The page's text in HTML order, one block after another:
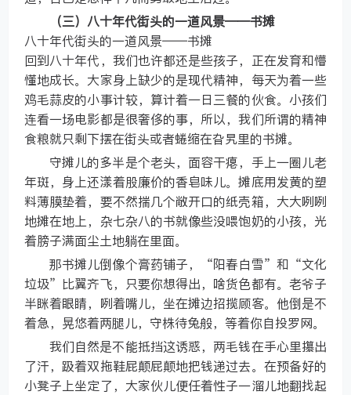
（三）八十年代街头的一道风景——书摊
八十年代街头的一道风景——书摊
回到八十年代，我们也许都还是些孩子，正在发育和懵
懂地成长。大家身上缺少的是现代精神，每天为着一些
鸡毛蒜皮的小事计较，算计着一日三餐的伙食。小孩们
连看一场电影都是很奢侈的事，所以，我们所谓的精神
食粮就只剩下摆在街头或者蜷缩在旮旯里的书摊。
守摊儿的多半是个老头，面容干瘪，手上一圈儿老
年斑，身上还漾着股廉价的香皂味儿。摊底用发黄的塑
料薄膜垫着，要不然揣几个敞开口的纸壳箱，大大咧咧
地摊在地上，杂七杂八的书就像些没喂饱奶的小孩，光
着膀子满面尘土地躺在里面。
那书摊儿倒像个膏药铺子，“阳春白雪”和“文化
垃圾”比翼齐飞，只要你想得出，啥货色都有。老爷子
半眯着眼睛，咧着嘴儿，坐在摊边招揽顾客。他倒是不
着急，晃悠着两腿儿，守株待兔般，等着你自投罗网。
我们自然是不能抵挡这诱惑，两毛钱在手心里攥出
了汗，趿着双拖鞋屁颠屁颠地把钱递过去。在预备好的
小凳子上坐定了，大家伙儿便任着性子一溜儿地翻找起